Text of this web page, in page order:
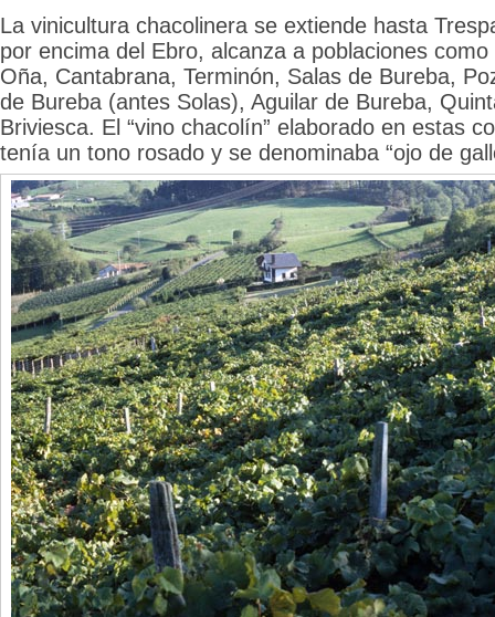
La vinicultura chacolinera se extiende hasta
por encima del Ebro, alcanza a poblaciones
Oña, Cantabrana, Terminón, Salas de Bureba,
de Bureba (antes Solas), Aguilar de Bureba,
Briviesca. El “vino chacolín” elaborado en estas
tenía un tono rosado y se denominaba “ojo de